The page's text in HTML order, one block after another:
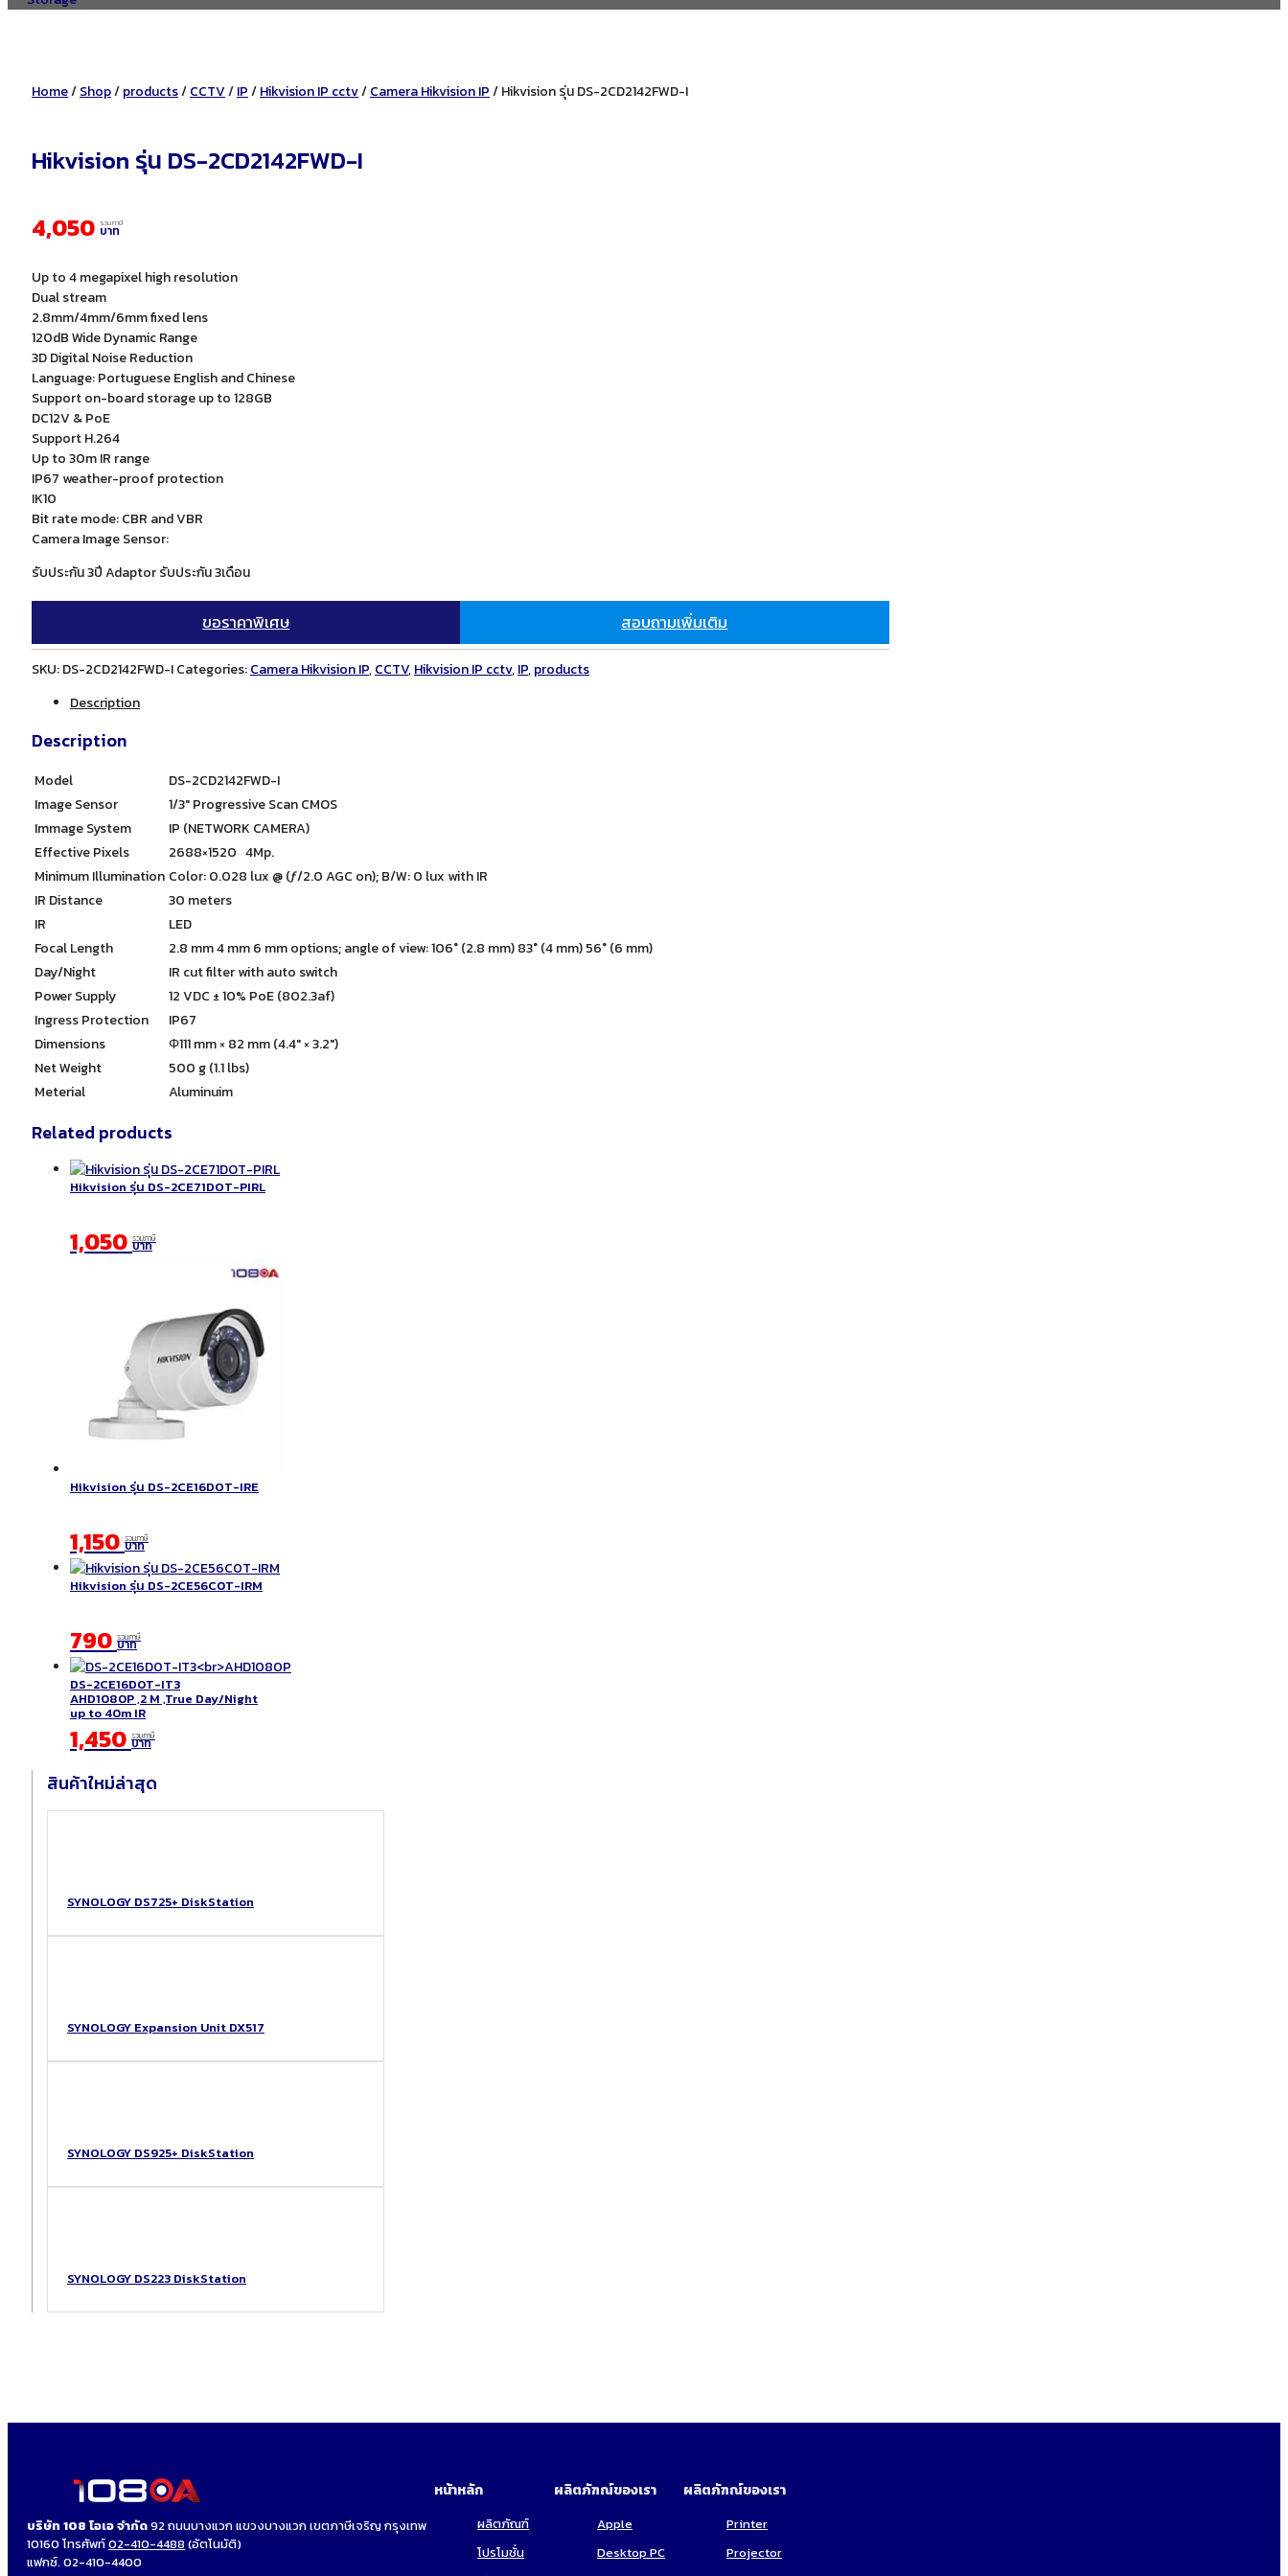
Home/Shop/products/CCTV/IP/Hikvision IP cctv/Camera Hikvision IP/ Hikvision รุ่น DS-2CD2142FWD-I
Hikvision รุ่น DS-2CD2142FWD-I
4,050 รวมภาษี
บาท
Up to 4 megapixel high resolution
Dual stream
2.8mm/4mm/6mm fixed lens
120dB Wide Dynamic Range
3D Digital Noise Reduction
Language: Portuguese English and Chinese
Support on-board storage up to 128GB
DC12V & PoE
Support H.264
Up to 30m IR range
IP67 weather-proof protection
IK10
Bit rate mode: CBR and VBR
Camera Image Sensor:
รับประกัน 3ปี Adaptor รับประกัน 3เดือน
ขอราคาพิเศษ สอบถามเพิ่มเติม
SKU:DS-2CD2142FWD-ICategories:Camera Hikvision IP,CCTV,Hikvision IP cctv,IP,products
Description
Description
Model
DS-2CD2142FWD-I
Image Sensor
1/3″ Progressive Scan CMOS
Immage System
IP (NETWORK CAMERA)
Effective Pixels
2688×1520 4Mp.
Minimum Illumination Color: 0.028 lux @ (ƒ/2.0 AGC on); B/W: 0 lux with IR
IR Distance
30 meters
IR
LED
Focal Length
2.8 mm 4 mm 6 mm options; angle of view: 106° (2.8 mm) 83° (4 mm) 56° (6 mm)
Day/Night
IR cut filter with auto switch
Power Supply
12 VDC ± 10% PoE (802.3af)
Ingress Protection
IP67
Dimensions
Φ111 mm × 82 mm (4.4″ × 3.2″)
Net Weight
500 g (1.1 lbs)
Meterial
Aluminuim
Related products
Hikvision รุ่น DS-2CE71DOT-PIRL
1,050 รวมภาษี
บาท
Hikvision รุ่น DS-2CE16DOT-IRE
1,150 รวมภาษี
บาท
Hikvision รุ่น DS-2CE56C0T-IRM
790 รวมภาษี
บาท
DS-2CE16D0T-IT3
AHD1080P ,2 M ,True Day/Night
up to 40m IR
1,450 รวมภาษี
บาท
สินค้าใหม่ล่าสุด
SYNOLOGY DS725+ DiskStation
SYNOLOGY Expansion Unit DX517
SYNOLOGY DS925+ DiskStation
SYNOLOGY DS223 DiskStation
บริษัท 108 โอเอ จำกัด92 ถนนบางแวก แขวงบางแวก เขตภาษีเจริญ กรุงเทพ
10160 โทรศัพท์02-410-4488 (อัตโนมัติ)
แฟกซ์. 02-410-4400
หน้าหลัก
ผลิตภัณฑ์
โปรโมชั่น
ผลิตภัฑณ์ของเรา
Apple
Desktop PC
ผลิตภัฑณ์ของเรา
Printer
Projector